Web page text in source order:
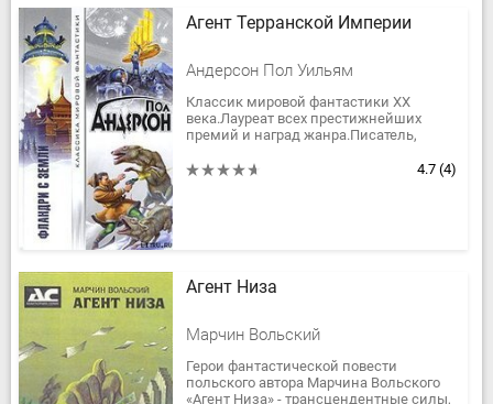
Агент Терранской Империи
Андерсон Пол Уильям
Классик мировой фантастики XX
века.Лауреат всех престижнейших
премий и наград жанра.Писатель,
фантастики — от научной фантастики
4.7 (4)
Агент Низа
Марчин Вольский
Герои фантастической повести
польского автора Марчина Вольского
«Агент Низа» - трансцендентные силы,